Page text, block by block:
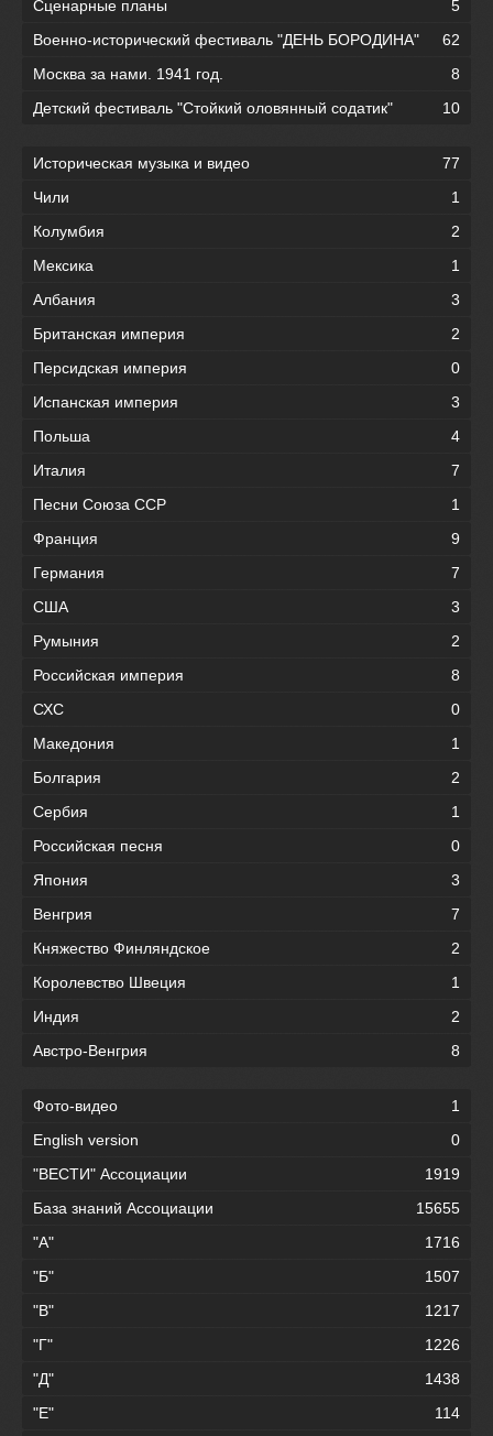
Сценарные планы
5
Военно-исторический фестиваль "ДЕНЬ БОРОДИНА"
62
Москва за нами. 1941 год.
8
Детский фестиваль "Стойкий оловянный содатик"
10
Историческая музыка и видео
77
Чили
1
Колумбия
2
Мексика
1
Албания
3
Британская империя
2
Персидская империя
0
Испанская империя
3
Польша
4
Италия
7
Песни Союза ССР
1
Франция
9
Германия
7
США
3
Румыния
2
Российская империя
8
СХС
0
Македония
1
Болгария
2
Сербия
1
Российская песня
0
Япония
3
Венгрия
7
Княжество Финляндское
2
Королевство Швеция
1
Индия
2
Австро-Венгрия
8
Фото-видео
1
English version
0
"ВЕСТИ" Ассоциации
1919
База знаний Ассоциации
15655
"А"
1716
"Б"
1507
"В"
1217
"Г"
1226
"Д"
1438
"Е"
114